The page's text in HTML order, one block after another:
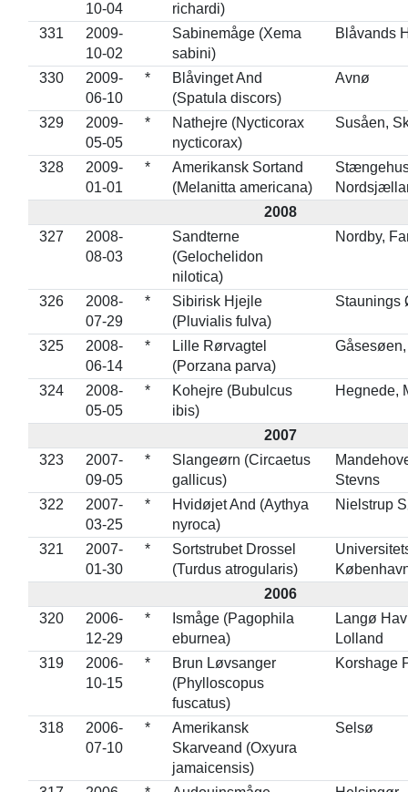
10-04
richardi)
331
2009-
10-02
Sabinemåge (Xema
sabini)
Blåvands
330
2009-
06-10
*
Blåvinget And
(Spatula discors)
Avnø
329
2009-
05-05
*
Nathejre (Nycticorax
nycticorax)
Susåen,
328
2009-
01-01
*
Amerikansk Sortand
(Melanitta americana)
2008
327
2008-
08-03
Sandterne
(Gelochelidon
nilotica)
Nordby,
326
2008-
07-29
*
Sibirisk Hjejle
(Pluvialis fulva)
Staunings
325
2008-
06-14
*
Lille Rørvagtel
(Porzana parva)
324
2008-
05-05
*
Kohejre (Bubulcus
ibis)
Hegnede,
2007
323
2007-
09-05
*
Slangeørn (Circaetus
gallicus)
Stevns
322
2007-
03-25
*
Hvidøjet And (Aythya
nyroca)
Nielstrup
321
2007-
01-30
*
Sortstrubet Drossel
(Turdus atrogularis)
2006
320
2006-
12-29
*
Ismåge (Pagophila
eburnea)
Langø
Lolland
319
2006-
10-15
*
Brun Løvsanger
(Phylloscopus
fuscatus)
Korshage
318
2006-
07-10
*
Amerikansk
Skarveand (Oxyura
jamaicensis)
Selsø